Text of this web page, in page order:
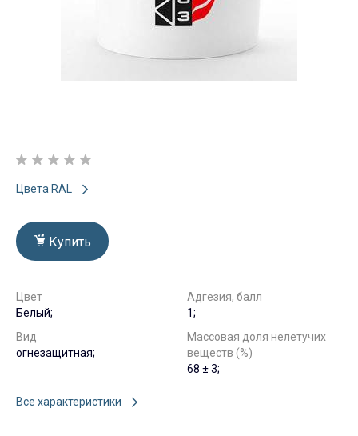
Цвета RAL
Купить
Цвет
Белый;
Адгезия, балл
1;
Вид
огнезащитная;
Массовая доля нелетучих
веществ (%)
68 ± 3;
Все характеристики